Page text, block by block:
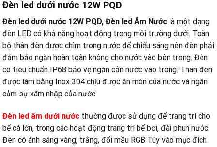
Đèn led dưới nước 12W PQD
Đèn led dưới nước 12W PQD, Đèn led Âm Nước là một dạng
đèn LED có khả năng hoạt động trong môi trường dưới. Toàn
bộ thân đèn được chìm trong nước để chiếu sáng nên đèn phải
đảm bảo ngăn hoàn toàn không cho nước vào bên trong. Đèn
có tiêu chuẩn IP68 bảo vệ ngăn cản nước vào trong. Thân đèn
được làm bằng Inox 304 chịu được ăn mòn của nước và ngăn
cảm sự xâm nhập của nước.
Đèn led âm dưới nước thường được sử dụng để trang trí cho
bể cá lớn, trong các hoạt động trang trí bể bơi, đài phun nước.
Đèn có ánh sáng vàng, trắng, đổi mầu RGB Tùy vào mục đích